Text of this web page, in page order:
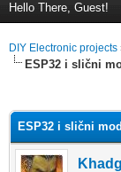
Hello There, Guest!
DIY Electronic projects
ESP32 i slični
ESP32 i slični